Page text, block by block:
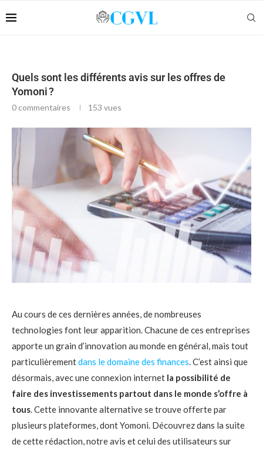
Quels sont les différents avis sur les offres de
Yomoni ?
0 commentaires 153 vues
Au cours de ces dernières années, de nombreuses
technologies font leur apparition. Chacune de ces entreprises
apporte un grain d’innovation au monde en général, mais tout
particulièrementdans le domaine des finances. C’est ainsi que
désormais, avec une connexion internet la possibilité de
faire des investissements partout dans le monde s’offre à
tous. Cette innovante alternative se trouve offerte par
plusieurs plateformes, dont Yomoni. Découvrez dans la suite
de cette rédaction, notre avis et celui des utilisateurs sur